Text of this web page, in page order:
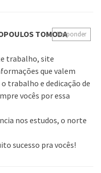
TOMODA
trabalho, site
que valem
trabalho e dedicação de
vocês por essa
nos estudos, o norte
sucesso pra vocês!
Responder